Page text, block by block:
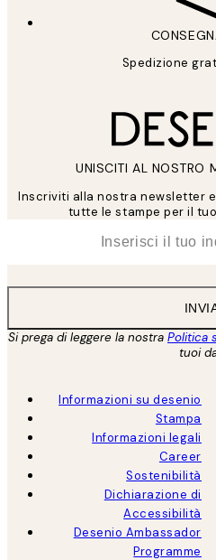
Spedizione
UNISCITI AL NOSTRO
Inscriviti alla nostra newsletter
tutte le stampe per il
Si prega di leggere la nostra Politica
tuoi
Informazioni su desenio
Stampa
Informazioni legali
Career
Sostenibilità
Dichiarazione di
Accessibilità
Desenio Ambassador
Programme